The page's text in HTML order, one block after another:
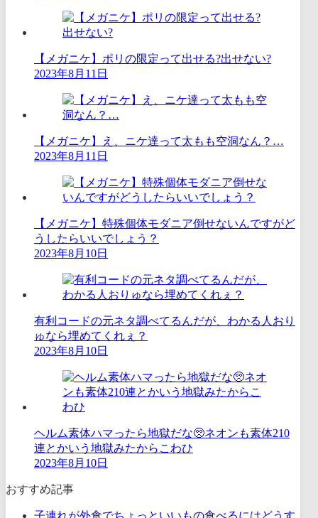
【メガニケ】ポリの限定って出せる?出せない?
2023年8月11日
【メガニケ】え、ニケ達って太もも空洞なん？…
2023年8月11日
【メガニケ】特殊個体モダニア倒せないんですがど
うしたらいいでしょう？
2023年8月10日
有利コードの元ネタ調べてるんだが、わかる人おり
ゅなら埋めてくれぇ？
2023年8月10日
ヘルム素体ハマったら地獄だな🥺ネオンも素体210
連とかいう地獄みたからこわひ
2023年8月10日
おすすめ記事
子連れが外食でちょっといいもの食べるにはどうす